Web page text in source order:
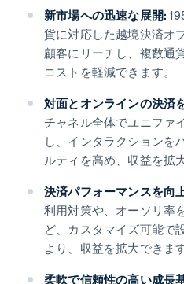
新市場への迅速な展開:
貨に対応した越境決済オ
顧客にリーチし、複数通
コストを軽減できます。
対面とオンラインの決済
チャネル全体でユニファ
し、インタラクションを
ルティを高め、収益を拡
決済パフォーマンスを向
利用対策や、オーソリ率
ど、カスタマイズ可能で
より、収益を拡大できます
柔軟で信頼性の高い成長